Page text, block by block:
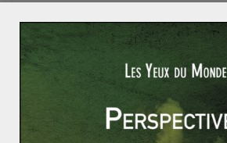
contre le personnel
Une travailleuse humanitaire de
été tuée dans l’exercice de ses